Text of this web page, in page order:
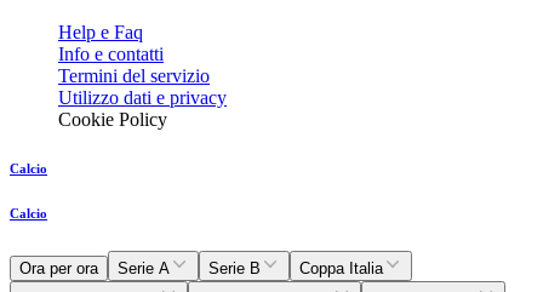
Help e Faq
Info e contatti
Termini del servizio
Utilizzo dati e privacy
Cookie Policy
Calcio
Calcio
Ora per ora Serie A Serie B
Coppa Italia